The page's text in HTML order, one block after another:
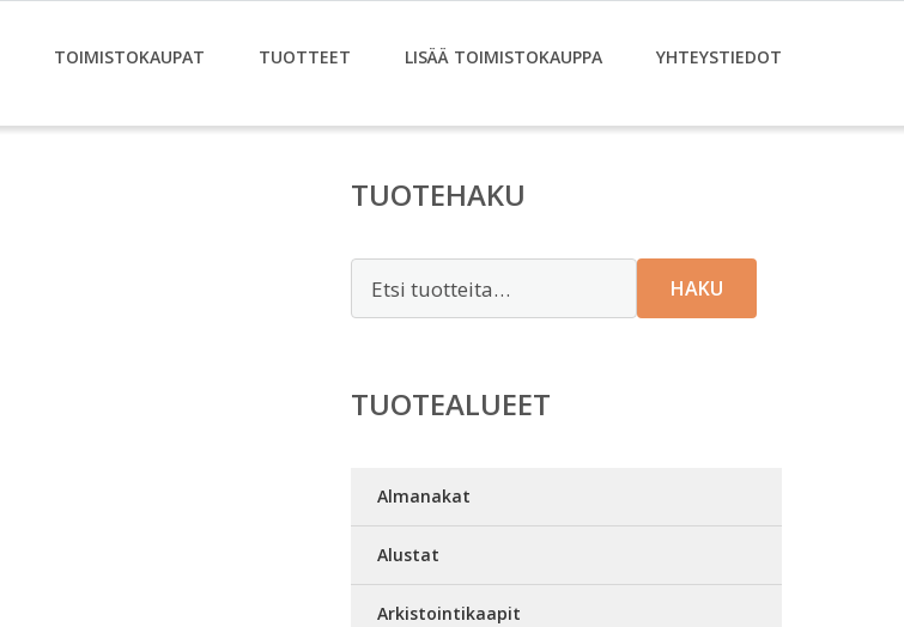
TOIMISTOKAUPAT TUOTTEET LISÄÄ TOIMISTOKAUPPA YHTEYSTIEDOT
TUOTEHAKU
HAKU
TUOTEALUEET
Almanakat
Alustat
Arkistointikaapit